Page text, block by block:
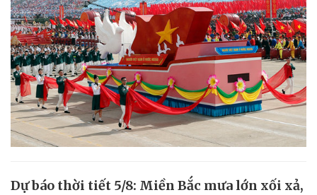
Dự báo thời tiết 5/8: Miền Bắc mưa lớn xối xả,